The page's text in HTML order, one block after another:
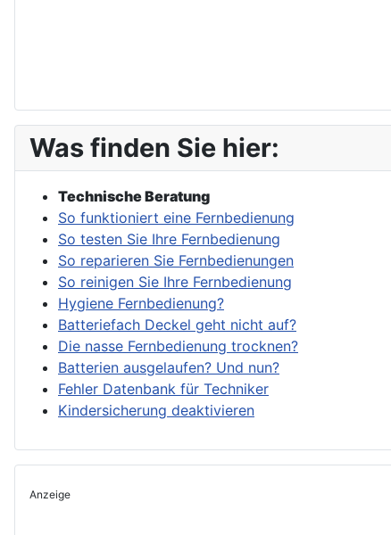
Was finden Sie hier:
Technische Beratung
So funktioniert eine Fernbedienung
So testen Sie Ihre Fernbedienung
So reparieren Sie Fernbedienungen
So reinigen Sie Ihre Fernbedienung
Hygiene Fernbedienung?
Batteriefach Deckel geht nicht auf?
Die nasse Fernbedienung trocknen?
Batterien ausgelaufen? Und nun?
Fehler Datenbank für Techniker
Kindersicherung deaktivieren
Anzeige